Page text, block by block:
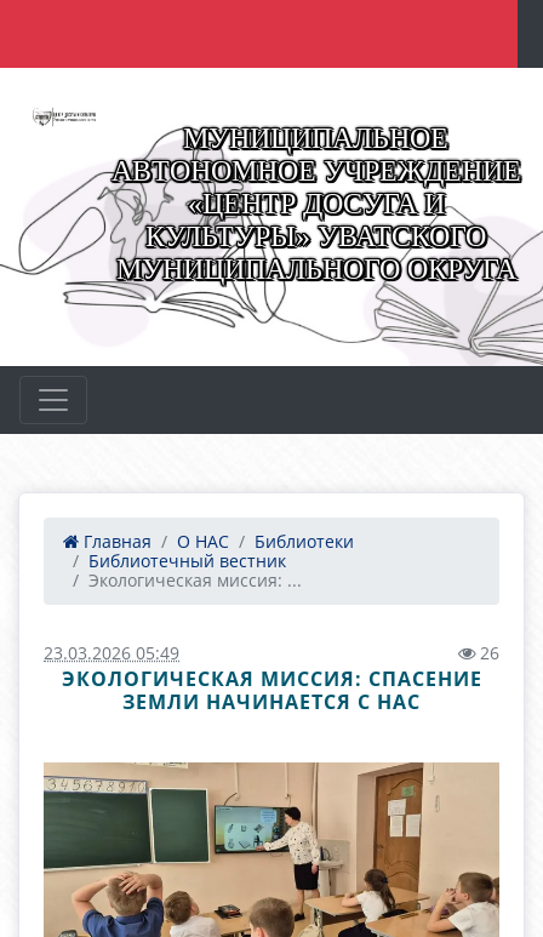
МУНИЦИПАЛЬНОЕ
АВТОНОМНОЕ УЧРЕЖДЕНИЕ
«ЦЕНТР ДОСУГА И
КУЛЬТУРЫ» УВАТСКОГО
МУНИЦИПАЛЬНОГО ОКРУГА
Главная О НАС
Библиотеки
Библиотечный вестник
Экологическая миссия: ...
23.03.2026 05:49 26
ЭКОЛОГИЧЕСКАЯ МИССИЯ: СПАСЕНИЕ
ЗЕМЛИ НАЧИНАЕТСЯ С НАС